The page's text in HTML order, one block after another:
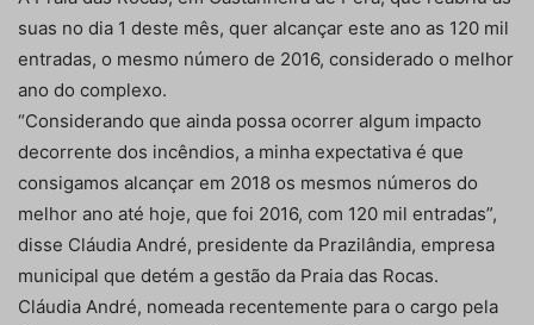
suas no dia 1 deste mês, quer alcançar este ano as 120 mil
entradas, o mesmo número de 2016, considerado o melhor
ano do complexo.
“Considerando que ainda possa ocorrer algum impacto
decorrente dos incêndios, a minha expectativa é que
consigamos alcançar em 2018 os mesmos números do
melhor ano até hoje, que foi 2016, com 120 mil entradas”,
disse Cláudia André, presidente da Prazilândia, empresa
municipal que detém a gestão da Praia das Rocas.
Cláudia André, nomeada recentemente para o cargo pela